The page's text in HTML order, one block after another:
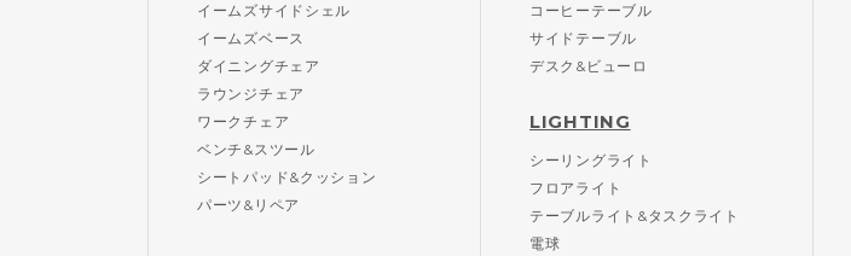
イームズサイドシェル
イームズベース
ダイニングチェア
ラウンジチェア
ワークチェア
ベンチ&スツール
シートパッド&クッション
パーツ&リペア
コーヒーテーブル
サイドテーブル
デスク&ビューロ
LIGHTING
シーリングライト
フロアライト
テーブルライト&タスクライト
電球